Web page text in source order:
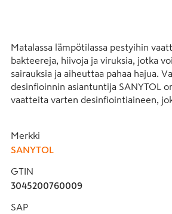
Matalassa lämpötilassa pestyihin
bakteereja, hiivoja ja viruksia, jotka
sairauksia ja aiheuttaa pahaa hajua.
desinfioinnin asiantuntija SANYTOL
vaatteita varten desinfiointiaineen,
bakteerien aiheuttaman pahan hajun.
kirjopyykistä kuituja rikkomatta.
tuotteella käyttöohjeen mukaisesti.
Merkki
SANYTOL
GTIN
3045200760009
SAP